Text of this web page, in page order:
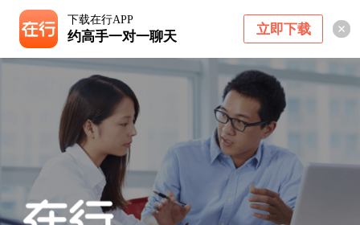
下载在行APP
约高手一对一聊天 立即下载